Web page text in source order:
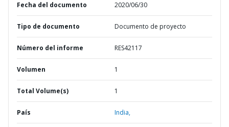
Fecha del documento 2020/06/30
Tipo de documento Documento de proyecto
Número del informe RES42117
Volumen 1
Total Volume(s) 1
País India,